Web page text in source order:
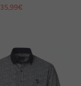
35,99€